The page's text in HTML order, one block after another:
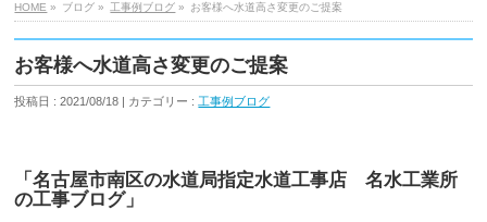
HOME » ブログ » 工事例ブログ » お客様へ水道高さ変更のご提案
お客様へ水道高さ変更のご提案
投稿日 : 2021/08/18 | カテゴリー : 工事例ブログ
「名古屋市南区の水道局指定水道工事店 名水工業所
の工事ブログ」